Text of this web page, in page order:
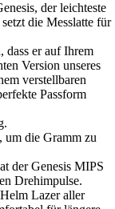
der leichteste
die Messlatte für
dass er auf Ihrem
Version unseres
verstellbaren
Passform
um die Gramm zu
der Genesis MIPS
Drehimpulse.
Lazer aller